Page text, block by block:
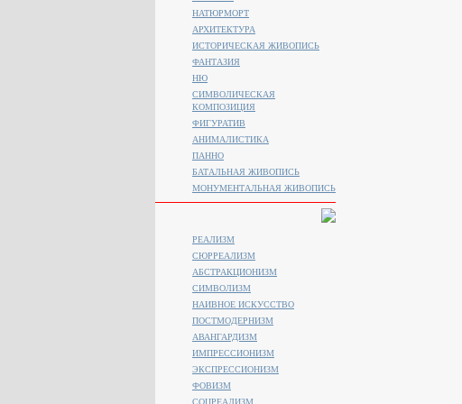
НАТЮРМОРТ
АРХИТЕКТУРА
ИСТОРИЧЕСКАЯ ЖИВОПИСЬ
ФАНТАЗИЯ
НЮ
СИМВОЛИЧЕСКАЯ
КОМПОЗИЦИЯ
ФИГУРАТИВ
АНИМАЛИСТИКA
ПАННО
БАТАЛЬНАЯ ЖИВОПИСЬ
МОНУМЕНТАЛЬНАЯ ЖИВОПИСЬ
РЕАЛИЗМ
СЮРРЕАЛИЗМ
АБСТРАКЦИОНИЗМ
СИМВОЛИЗМ
НАИВНОЕ ИСКУССТВО
ПОСТМОДЕРНИЗМ
АВАНГАРДИЗМ
ИМПРЕССИОНИЗМ
ЭКСПРЕССИОНИЗМ
ФОВИЗМ
СОЦРЕАЛИЗМ